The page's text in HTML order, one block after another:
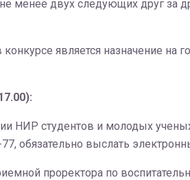
не менее двух следующих друг за
является назначение на
НИР студентов и молодых
обязательно выслать
проректора по